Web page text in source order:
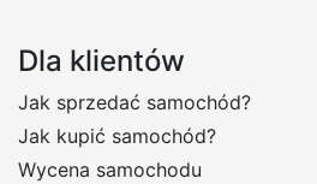
Dla klientów
Jak sprzedać samochód?
Jak kupić samochód?
Wycena samochodu